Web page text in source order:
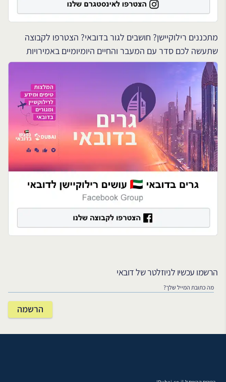
מתכננים רילוקיישן? חושבים לגור בדובאי? הצטרפו לקבוצה
שתעשה לכם סדר עם המעבר והחיים היומיומיים באמירויות
הרשמו עכשיו לניוזלטר של דובאי